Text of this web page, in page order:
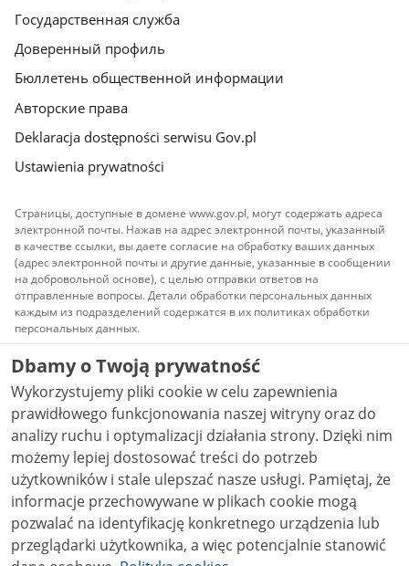
Государственная служба
Доверенный профиль
Бюллетень общественной информации
Авторские права
Deklaracja dostępności serwisu Gov.pl
Ustawienia prywatności
Страницы, доступные в домене www.gov.pl, могут содержать адреса
электронной почты. Нажав на адрес электронной почты, указанный
в качестве ссылки, вы даете согласие на обработку ваших данных
(адрес электронной почты и другие данные, указанные в сообщении
на добровольной основе), с целью отправки ответов на
отправленные вопросы. Детали обработки персональных данных
каждым из подразделений содержатся в их политиках обработки
персональных данных.
Весь контент, публикуемый на сайте, доступен по
лицензииАтрибуция Creative Commons 3.0 PL
(Атрибуция Творческого сообщества), если не
указано иное.
Dbamy o Twoją prywatność
Wykorzystujemy pliki cookie w celu zapewnienia
prawidłowego funkcjonowania naszej witryny oraz do
analizy ruchu i optymalizacji działania strony. Dzięki nim
możemy lepiej dostosować treści do potrzeb
użytkowników i stale ulepszać nasze usługi. Pamiętaj, że
informacje przechowywane w plikach cookie mogą
pozwalać na identyfikację konkretnego urządzenia lub
przeglądarki użytkownika, a więc potencjalnie stanowić